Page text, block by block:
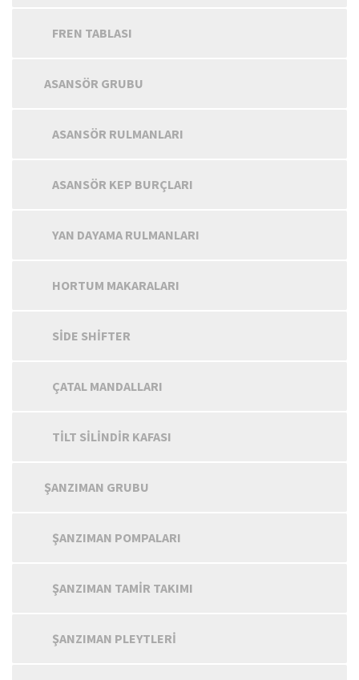
FREN TABLASI
ASANSÖR GRUBU
ASANSÖR RULMANLARI
ASANSÖR KEP BURÇLARI
YAN DAYAMA RULMANLARI
HORTUM MAKARALARI
SIDE SHIFTER
ÇATAL MANDALLARI
TILT SILINDIR KAFASI
ŞANZIMAN GRUBU
ŞANZIMAN POMPALARI
ŞANZIMAN TAMIR TAKIMI
ŞANZIMAN PLEYTLERI